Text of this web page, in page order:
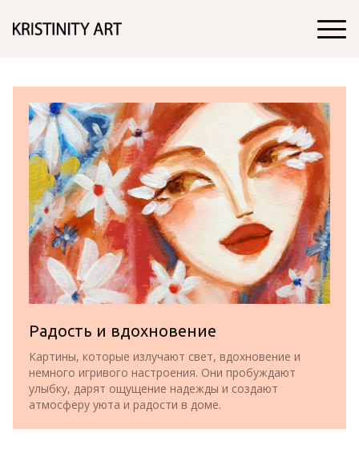
Радость и вдохновение
Картины, которые излучают свет, вдохновение и
немного игривого настроения. Они пробуждают
улыбку, дарят ощущение надежды и создают
атмосферу уюта и радости в доме.